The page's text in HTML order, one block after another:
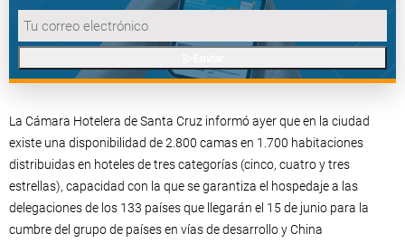
La Cámara Hotelera de Santa Cruz informó ayer que en la ciudad
existe una disponibilidad de 2.800 camas en 1.700 habitaciones
distribuidas en hoteles de tres categorías (cinco, cuatro y tres
estrellas), capacidad con la que se garantiza el hospedaje a las
delegaciones de los 133 países que llegarán el 15 de junio para la
cumbre del grupo de países en vías de desarrollo y China